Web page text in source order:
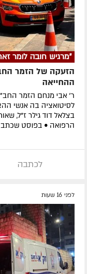
"מרגיש חובה לומר
הזעקה של הזמר
ההחייאה
ר' אבי מנחם הזמר
בצלאל דוד גילר ז"ל,
הרפואה • בפוסט שכתב
לכתבה
לפני 16 שעות